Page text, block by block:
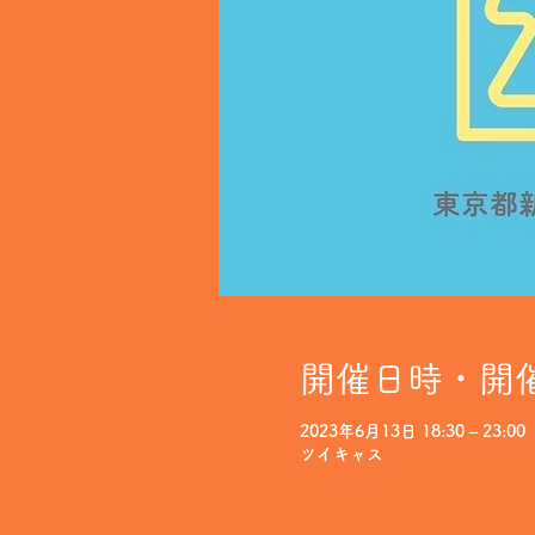
開催日時・開
2023年6月13日 18:30 – 23:00
ツイキャス